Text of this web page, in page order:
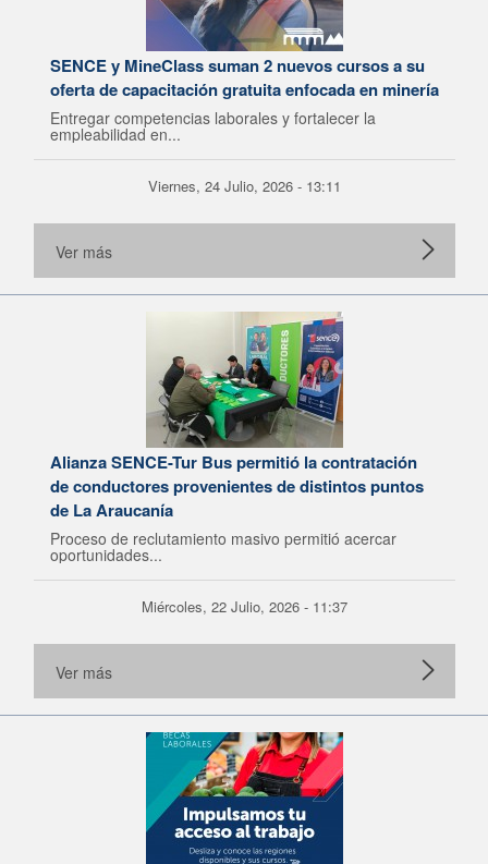
SENCE y MineClass suman 2 nuevos cursos a su
oferta de capacitación gratuita enfocada en minería
Entregar competencias laborales y fortalecer la
empleabilidad en...
Viernes, 24 Julio, 2026 - 13:11
Ver más
Alianza SENCE-Tur Bus permitió la contratación
de conductores provenientes de distintos puntos
de La Araucanía
Proceso de reclutamiento masivo permitió acercar
oportunidades...
Miércoles, 22 Julio, 2026 - 11:37
Ver más